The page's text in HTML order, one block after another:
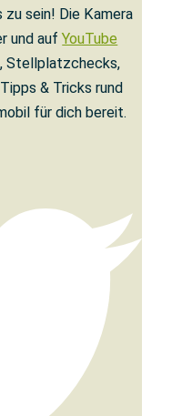
zu sein! Die Kamera
und aufYouTube
Stellplatzchecks,
& Tricks rund
für dich bereit.